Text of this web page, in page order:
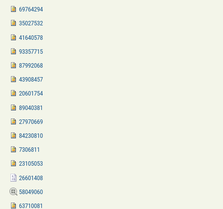
69764294
35027532
41640578
93357715
87992068
43908457
20601754
89040381
27970669
84230810
7306811
23105053
26601408
58049060
63710081